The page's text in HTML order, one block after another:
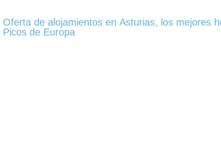
Oferta de alojamientos en Asturias, los mejores
Picos de Europa